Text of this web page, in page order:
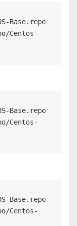
Base.repo
Centos-
Base.repo
Centos-
Base.repo
Centos-